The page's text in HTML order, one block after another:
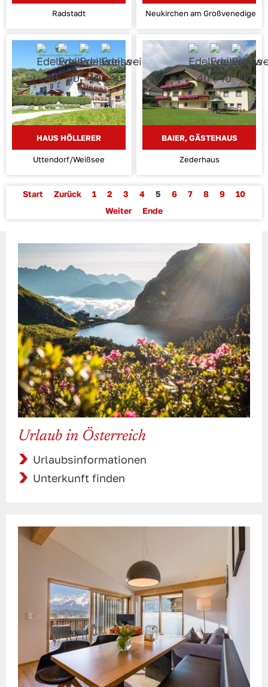
Radstadt Neukirchen am Großvenediger
HAUS HÖLLERER
Uttendorf/Weißsee
BAIER, GÄSTEHAUS
Zederhaus
Start Zurück 1 2 3 4 5 6 7 8 9
10
Weiter
Ende
Urlaub in Österreich
Urlaubsinformationen
Unterkunft finden